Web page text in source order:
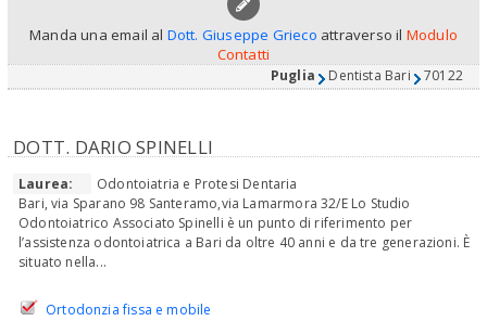
Manda una email al Dott. Giuseppe Grieco attraverso il Modulo
Contatti
Puglia Dentista Bari 70122
DOTT. DARIO SPINELLI
Laurea:
Odontoiatria e Protesi Dentaria
Bari, via Sparano 98 Santeramo,via Lamarmora 32/E Lo Studio
Odontoiatrico Associato Spinelli è un punto di riferimento per
l’assistenza odontoiatrica a Bari da oltre 40 anni e da tre generazioni. È
situato nella...
Ortodonzia fissa e mobile